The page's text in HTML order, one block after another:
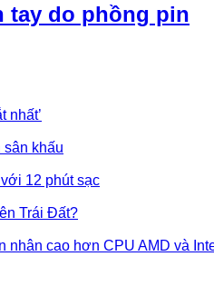
tay do phồng pin
nhất’
sân khấu
12 phút sạc
Trái Đất?
nhân cao hơn CPU AMD và